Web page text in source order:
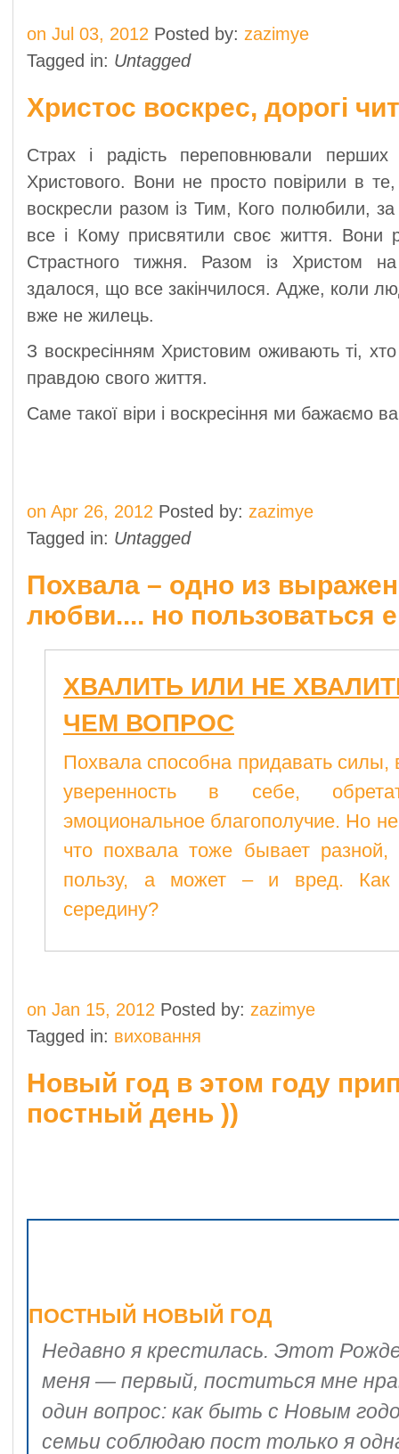
on Jul 03, 2012 Posted by: zazimye
Tagged in: Untagged
Христос воскрес, дорогі
Страх і радість переповнювали перших
Христового. Вони не просто повірили в
воскресли разом із Тим, Кого полюбили,
все і Кому присвятили своє життя. Вони
Страстного тижня. Разом із Христом на
здалося, що все закінчилося. Адже, коли
вже не жилець.
З воскресінням Христовим оживають ті,
правдою свого життя.
Саме такої віри і воскресіння ми бажаємо
on Apr 26, 2012 Posted by: zazimye
Tagged in: Untagged
Похвала – одно из
любви.... но пользоваться
ХВАЛИТЬ ИЛИ НЕ
ЧЕМ ВОПРОС
Похвала способна придавать силы,
уверенность в себе,
эмоциональное благополучие. Но
что похвала тоже бывает разной,
пользу, а может – и вред. Как
середину?
on Jan 15, 2012 Posted by: zazimye
Tagged in: виховання
Новый год в этом году
постный день ))
ПОСТНЫЙ НОВЫЙ ГОД
Недавно я крестилась. Этот
меня — первый, поститься мне
один вопрос: как быть с Новым
семьи соблюдаю пост только я